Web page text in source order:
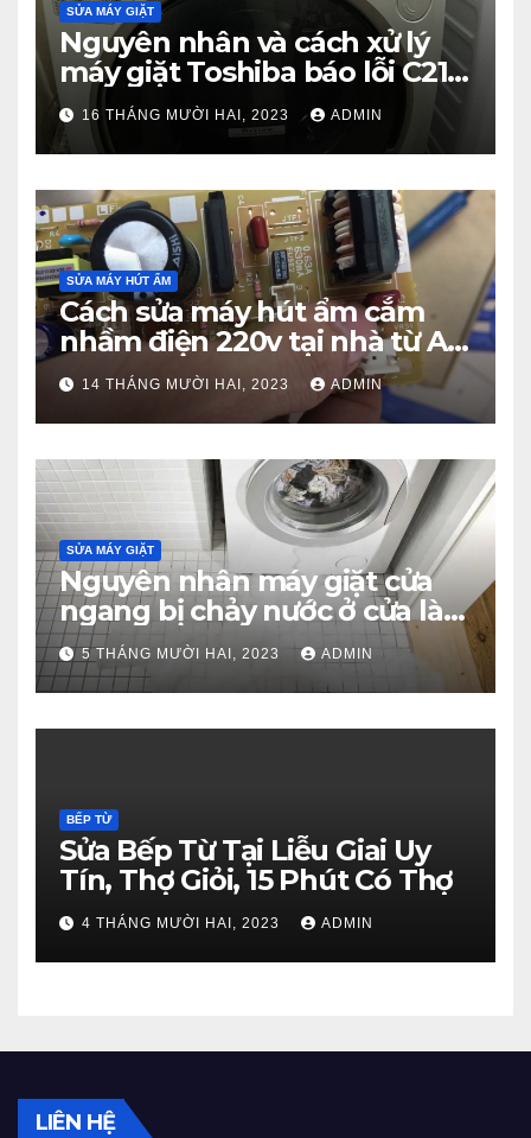
SỬA MÁY GIẶT
Nguyên nhân và cách xử lý
máy giặt Toshiba báo lỗi C21
từ A – Z
16 THÁNG MƯỜI HAI, 2023 ADMIN
SỬA MÁY HÚT ẨM
Cách sửa máy hút ẩm cắm
nhầm điện 220v tại nhà từ A –
Z
14 THÁNG MƯỜI HAI, 2023 ADMIN
SỬA MÁY GIẶT
Nguyên nhân máy giặt cửa
ngang bị chảy nước ở cửa là
gì?5 THÁNG MƯỜI HAI, 2023 ADMIN
BẾP TỪ
Sửa Bếp Từ Tại Liễu Giai Uy
Tín, Thợ Giỏi, 15 Phút Có Thợ
4 THÁNG MƯỜI HAI, 2023 ADMIN
LIÊN HỆ